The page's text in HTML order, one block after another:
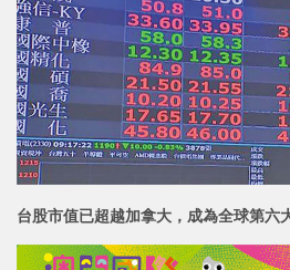
台股市值已超越加拿大，成為全球第六